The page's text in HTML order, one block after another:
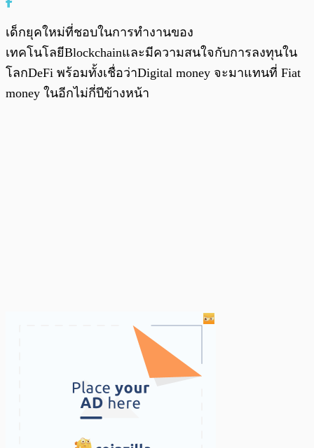
เด็กยุคใหม่ที่ชอบในการทำงานของ
เทคโนโลยีBlockchainและมีความสนใจกับการลงทุนใน
โลกDeFi พร้อมทั้งเชื่อว่าDigital money จะมาแทนที่ Fiat
money ในอีกไม่กี่ปีข้างหน้า